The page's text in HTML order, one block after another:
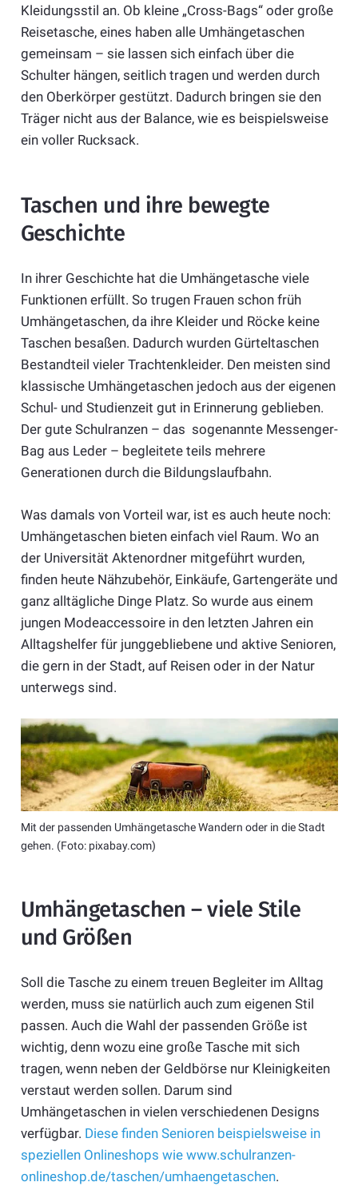
Kleidungsstil an. Ob kleine „Cross-Bags“ oder große
Reisetasche, eines haben alle Umhängetaschen
gemeinsam – sie lassen sich einfach über die
Schulter hängen, seitlich tragen und werden durch
den Oberkörper gestützt. Dadurch bringen sie den
Träger nicht aus der Balance, wie es beispielsweise
ein voller Rucksack.
Taschen und ihre bewegte
Geschichte
In ihrer Geschichte hat die Umhängetasche viele
Funktionen erfüllt. So trugen Frauen schon früh
Umhängetaschen, da ihre Kleider und Röcke keine
Taschen besaßen. Dadurch wurden Gürteltaschen
Bestandteil vieler Trachtenkleider. Den meisten sind
klassische Umhängetaschen jedoch aus der eigenen
Schul- und Studienzeit gut in Erinnerung geblieben.
Der gute Schulranzen – das sogenannte Messenger-
Bag aus Leder – begleitete teils mehrere
Generationen durch die Bildungslaufbahn.
Was damals von Vorteil war, ist es auch heute noch:
Umhängetaschen bieten einfach viel Raum. Wo an
der Universität Aktenordner mitgeführt wurden,
finden heute Nähzubehör, Einkäufe, Gartengeräte und
ganz alltägliche Dinge Platz. So wurde aus einem
jungen Modeaccessoire in den letzten Jahren ein
Alltagshelfer für junggebliebene und aktive Senioren,
die gern in der Stadt, auf Reisen oder in der Natur
unterwegs sind.
Mit der passenden Umhängetasche Wandern oder in die Stadt
gehen. (Foto: pixabay.com)
Umhängetaschen – viele Stile
und Größen
Soll die Tasche zu einem treuen Begleiter im Alltag
werden, muss sie natürlich auch zum eigenen Stil
passen. Auch die Wahl der passenden Größe ist
wichtig, denn wozu eine große Tasche mit sich
tragen, wenn neben der Geldbörse nur Kleinigkeiten
verstaut werden sollen. Darum sind
Umhängetaschen in vielen verschiedenen Designs
verfügbar. Diese finden Senioren beispielsweise in
speziellen Onlineshops wie www.schulranzen-
onlineshop.de/taschen/umhaengetaschen.